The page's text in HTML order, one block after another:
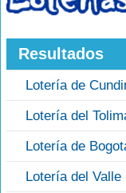
Resultados
Lotería de
Lotería del
Lotería de
Lotería del